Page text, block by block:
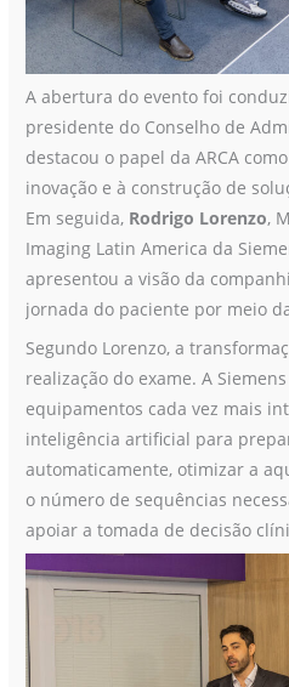
A abertura do evento foi
presidente do Conselho de
destacou o papel da ARCA
inovação e à construção de
Em seguida, Rodrigo Lorenzo,
Imaging Latin America da
apresentou a visão da
jornada do paciente por meio
Segundo Lorenzo, a
realização do exame. A
equipamentos cada vez mais
inteligência artificial para
automaticamente, otimizar a
o número de sequências
apoiar a tomada de decisão